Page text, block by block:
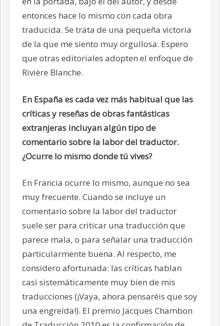
entonces hace lo mismo con cada obra
traducida. Se trata de una pequeña victoria
de la que me siento muy orgullosa. Espero
que otras editoriales adopten el enfoque de
Rivière Blanche.
En España es cada vez más habitual que las
críticas y reseñas de obras fantásticas
extranjeras incluyan algún tipo de
comentario sobre la labor del traductor.
¿Ocurre lo mismo donde tú vives?
En Francia ocurre lo mismo, aunque no sea
muy frecuente. Cuando se incluye un
comentario sobre la labor del traductor
suele ser para criticar una traducción que
parece mala, o para señalar una traducción
particularmente buena. Al respecto, me
considero afortunada: las críticas hablan
casi sistemáticamente muy bien de mis
traducciones (¡Vaya, ahora pensaréis que soy
una engreída!). El premio Jacques Chambon